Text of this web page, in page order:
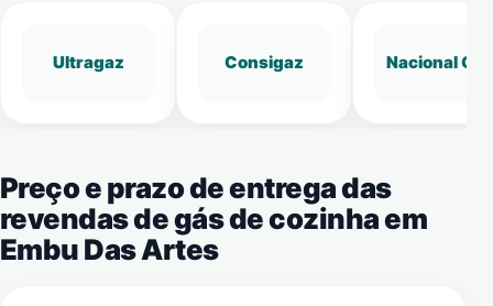
Ultragaz Consigaz Nacional Gás
Preço e prazo de entrega das
revendas de gás de cozinha em
Embu Das Artes